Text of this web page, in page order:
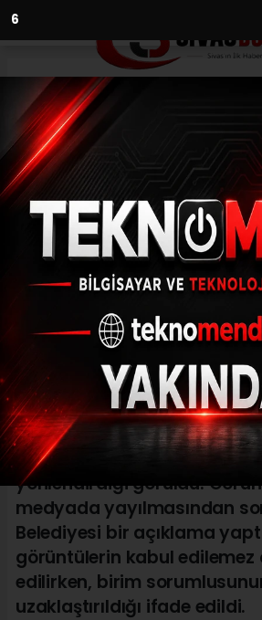
5
Anasayfa Yaşam
Skandal
Sivas
Açıklama
YAŞAM
21.05.2026 - 22:20, Güncelleme:
Sivas Belediyesi sosyal
bir etkinlik skandala
oluşan bir grup Vip Salonu
Yemeğini bitiren kadınlar
görevlileri salondan çıkarttı
göbek atmaya başladı.
bazı kadınların çıkıp diğer
yönlendirdiği görüldü.
medyada yayılmasından
Belediyesi bir açıklama
görüntülerin kabul
edilirken, birim
uzaklaştırıldığı ifade edildi.